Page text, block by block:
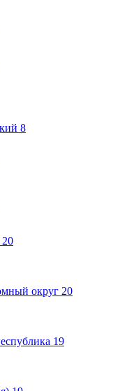
8
20
округ 20
19